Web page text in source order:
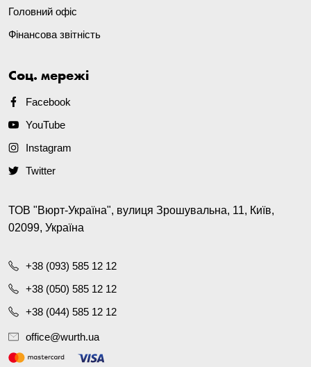
Головний офіс
Фінансова звітність
Соц. мережі
Facebook
YouTube
Instagram
Twitter
ТОВ "Вюрт-Україна", вулиця Зрошувальна, 11, Київ,
02099, Україна
+38 (093) 585 12 12
+38 (050) 585 12 12
+38 (044) 585 12 12
office@wurth.ua